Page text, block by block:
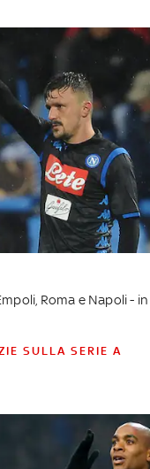
Roma e Napoli -
SULLA SERIE A